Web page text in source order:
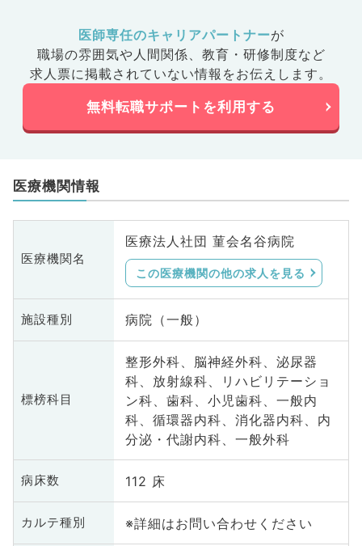
医師専任のキャリアパートナーが
職場の雰囲気や人間関係、 教育・研修制度など
求人票に掲載されていない情報をお伝えします。
無料転職サポートを利用する
医療機関情報
医療機関名
医療法人社団 菫会名谷病院
この医療機関の他の求人を見る
施設種別 病院（一般）
標榜科目
整形外科、脳神経外科、泌尿器
科、放射線科、リハビリテーショ
ン科、歯科、小児歯科、一般内
科、循環器内科、消化器内科、内
分泌・代謝内科、一般外科
病床数 112 床
カルテ種別 ※詳細はお問い合わせください